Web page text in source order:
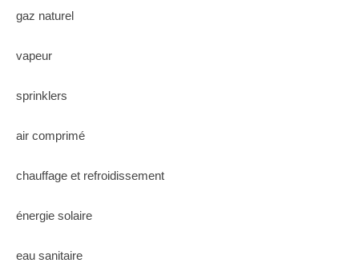
gaz naturel
vapeur
sprinklers
air comprimé
chauffage et refroidissement
énergie solaire
eau sanitaire